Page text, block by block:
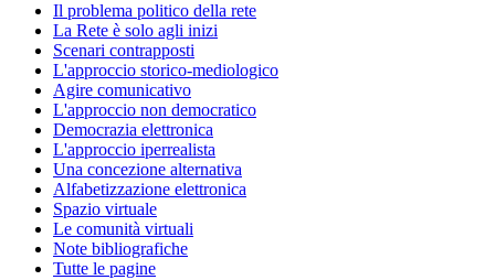
Il problema politico della rete
La Rete è solo agli inizi
Scenari contrapposti
L'approccio storico-mediologico
Agire comunicativo
L'approccio non democratico
Democrazia elettronica
L'approccio iperrealista
Una concezione alternativa
Alfabetizzazione elettronica
Spazio virtuale
Le comunità virtuali
Note bibliografiche
Tutte le pagine